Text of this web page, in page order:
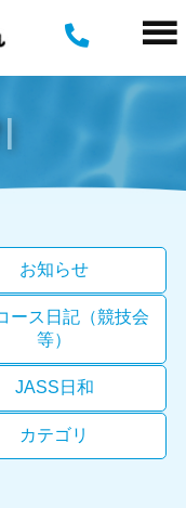
お知らせ
ース日記（競技会
等）
JASS日和
カテゴリ